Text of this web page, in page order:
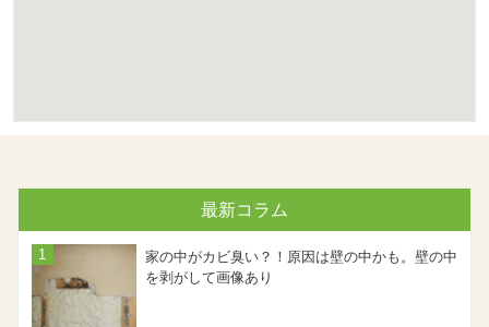
最新コラム
家の中がカビ臭い？！原因は壁の中かも。壁の中
を剥がして画像あり